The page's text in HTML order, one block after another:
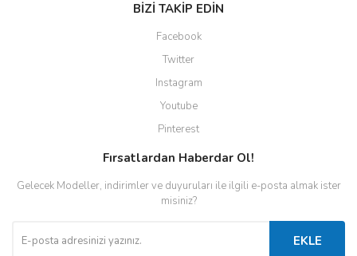
BİZİ TAKİP EDİN
Facebook
Twitter
Instagram
Youtube
Pinterest
Fırsatlardan Haberdar Ol!
Gelecek Modeller, indirimler ve duyuruları ile ilgili e-posta almak ister
misiniz?
EKLE